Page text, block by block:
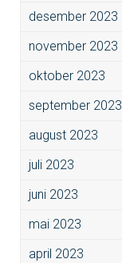
desember 2023
november 2023
oktober 2023
september 2023
august 2023
juli 2023
juni 2023
mai 2023
april 2023